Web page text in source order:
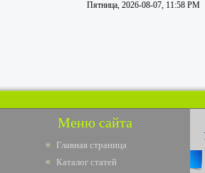
Пятница, 2026-08-07, 11:58 PM
Меню сайта
Главная страница
Каталог статей